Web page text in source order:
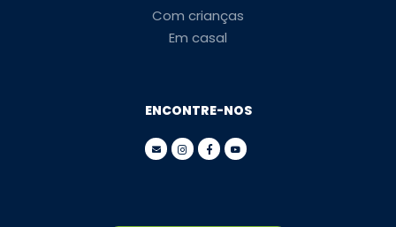
Com crianças
Em casal
ENCONTRE-NOS